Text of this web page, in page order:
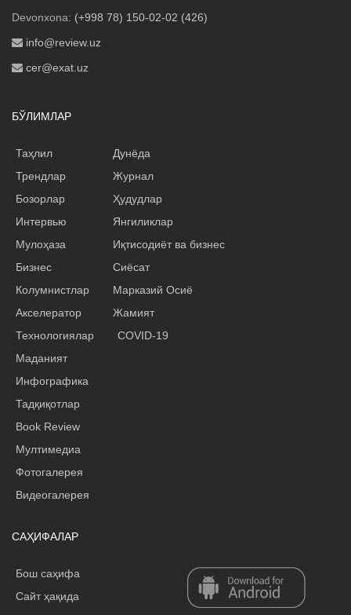
Devonxona: (+998 78) 150-02-02 (426)
info@review.uz
cer@exat.uz
БЎЛИМЛАР
Таҳлил
Трендлар
Бозорлар
Интервью
Мулоҳаза
Бизнес
Колумнистлар
Акселератор
Дунёда
Журнал
Ҳудудлар
Янгиликлар
Иқтисодиёт ва бизнес
Сиёсат
Марказий Осиё
Жамият
Технологиялар
Маданият
Инфографика
Тадқиқотлар
Book Review
Мултимедиа
Фотогалерея
Видеогалерея
COVID-19
САҲИФАЛАР
Бош саҳифа
Сайт ҳақида